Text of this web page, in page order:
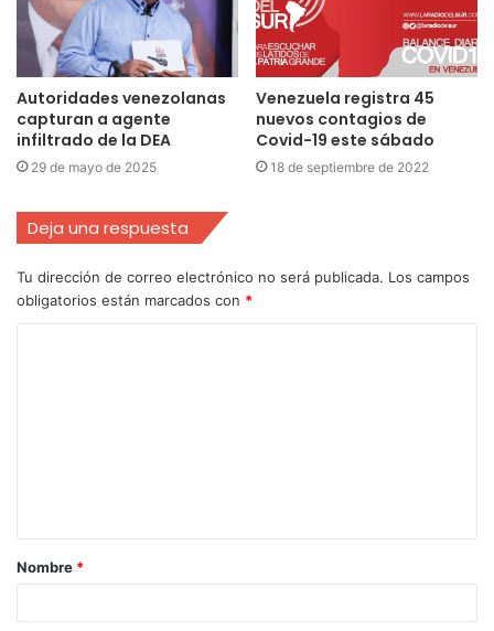
Autoridades venezolanas
capturan a agente
infiltrado de la DEA
29 de mayo de 2025
Venezuela registra 45
nuevos contagios de
Covid-19 este sábado
18 de septiembre de 2022
Deja una respuesta
Tu dirección de correo electrónico no será publicada. Los campos
obligatorios están marcados con *
Nombre *